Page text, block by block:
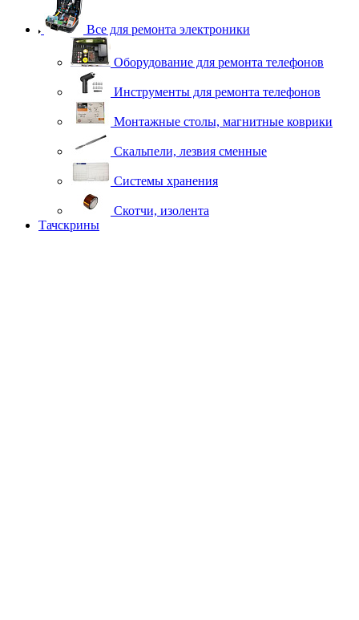
Все для ремонта электроники
Оборудование для ремонта телефонов
Инструменты для ремонта телефонов
Монтажные столы, магнитные коврики
Скальпели, лезвия сменные
Системы хранения
Скотчи, изолента
Тачскрины